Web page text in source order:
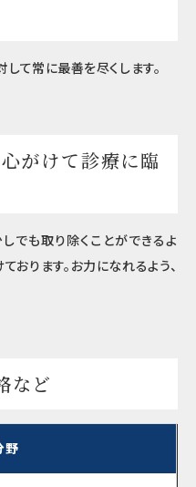
て常に最善を尽くします。
がけて診療に臨
でも取り除くことができるよ
おります。お力になれるよう、
など
野